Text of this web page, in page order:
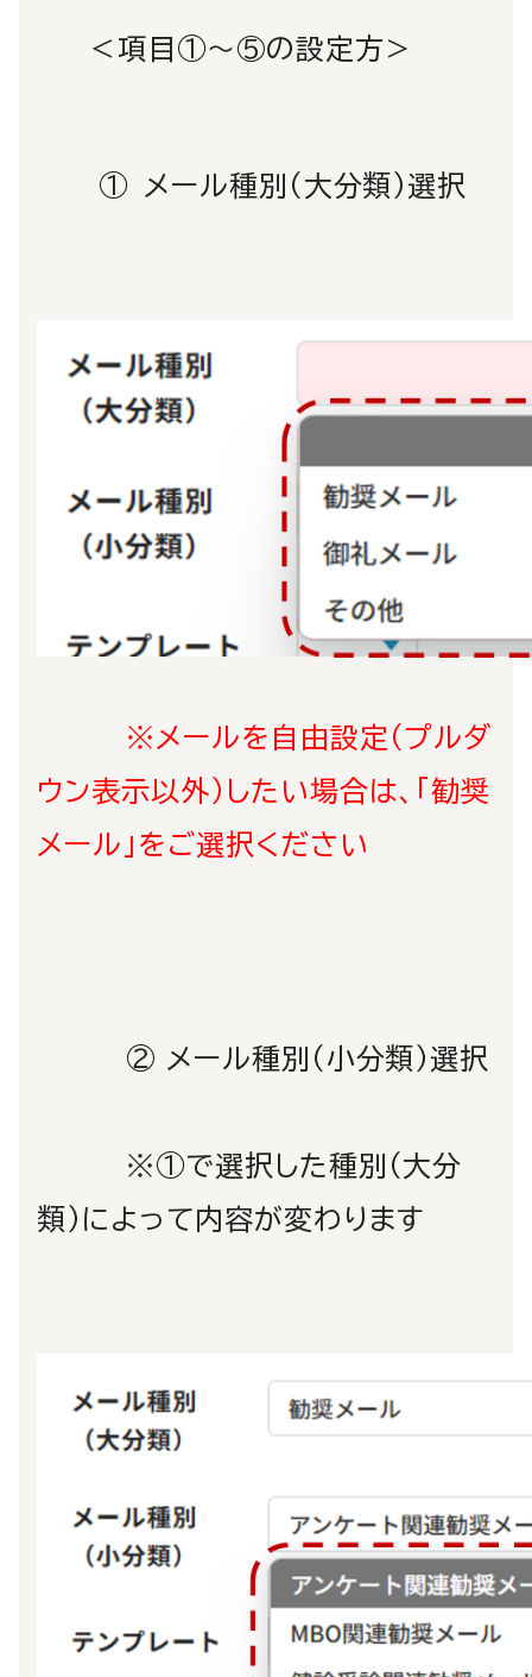
＜項目①～⑤の設定方＞
① メール種別（大分類）選択
※メールを自由設定（プルダ
ウン表示以外）したい場合は、「勧奨
メール」をご選択ください
② メール種別（小分類）選択
※①で選択した種別（大分
類）によって内容が変わります